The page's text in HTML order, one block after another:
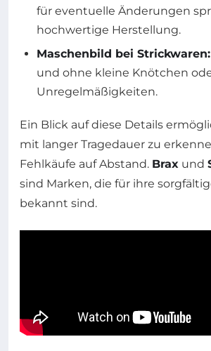
für eventuelle Änderungen
hochwertige Herstellung.
Maschenbild bei Strickwaren:
und ohne kleine Knötchen
Unregelmäßigkeiten.
Ein Blick auf diese Details
mit langer Tragedauer zu
Fehlkäufe auf Abstand. Brax und
sind Marken, die für ihre
bekannt sind.